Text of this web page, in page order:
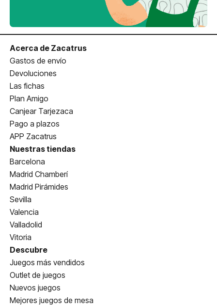
Acerca de Zacatrus
Gastos de envío
Devoluciones
Las fichas
Plan Amigo
Canjear Tarjezaca
Pago a plazos
APP Zacatrus
Nuestras tiendas
Barcelona
Madrid Chamberí
Madrid Pirámides
Sevilla
Valencia
Valladolid
Vitoria
Descubre
Juegos más vendidos
Outlet de juegos
Nuevos juegos
Mejores juegos de mesa